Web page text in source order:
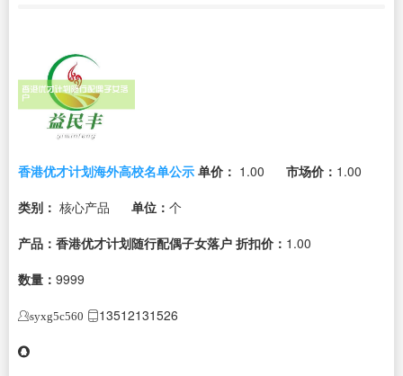
香港优才计划海外高校名单公示 单价： 1.00 市场价： 1.00
类别： 核心产品 单位： 个
产品：香港优才计划随行配偶子女落户 折扣价： 1.00
数量： 9999
syxg5c560 13512131526